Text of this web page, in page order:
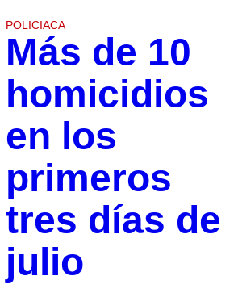
POLICIACA
Más de 10
homicidios
en los
primeros
tres días de
julio